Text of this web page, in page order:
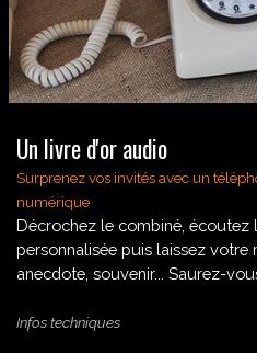
Un livre d'or audio
Surprenez vos invités avec un
numérique
Décrochez le combiné, écoutez
personnalisée puis laissez votre
anecdote, souvenir... Saurez-
Infos techniques